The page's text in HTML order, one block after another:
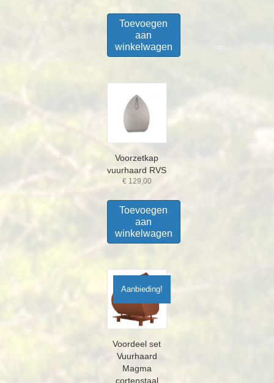
€ 793,00.
is:
€ 759,00.
Toevoegen
aan
winkelwagen
Voorzetkap
vuurhaard RVS
€129,00
Toevoegen
aan
winkelwagen
Aanbieding!
Voordeel set
Vuurhaard
Magma
cortenstaal